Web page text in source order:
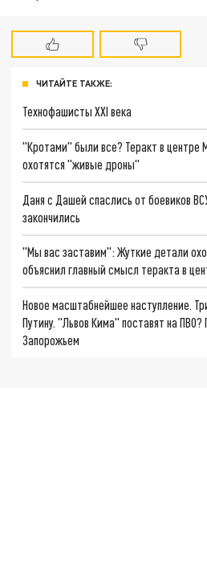
ЧИТАЙТЕ ТАКЖЕ:
Технофашисты XXI века
"Кротами" были все? Теракт в центре
охотятся "живые дроны"
Даня с Дашей спаслись от боевиков
закончились
"Мы вас заставим": Жуткие детали
объяснил главный смысл теракта в
Новое масштабнейшее наступление.
Путину. "Львов Кима" поставят на
Запорожьем